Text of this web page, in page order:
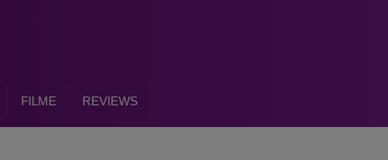
FILME REVIEWS